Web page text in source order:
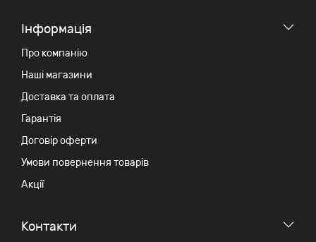
Iнформація
Про компанію
Наші магазини
Доставка та оплата
Гарантія
Договір оферти
Умови повернення товарів
Акції
Контакти